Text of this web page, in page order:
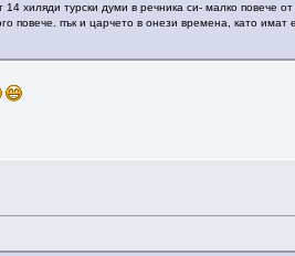
хиляди турски думи в речника си- малко повече от
пък и царчето в онези времена, като имат